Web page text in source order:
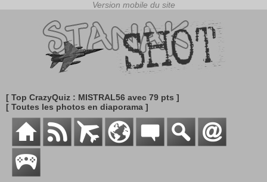
[ Top CrazyQuiz : MISTRAL56 avec 79 pts ]
[ Toutes les photos en diaporama ]